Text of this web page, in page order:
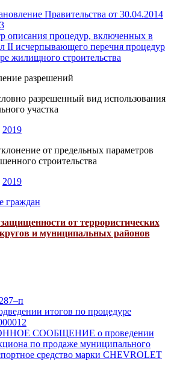
Правительства от 30.04.2014
описания процедур, включенных в
II исчерпывающего перечня процедур
жилищного строительства
разрешений
разрешенный вид использования
участка
2019
от предельных параметров
строительства
2019
граждан
от террористических
и муниципальных районов
итогов по процедуре
СООБЩЕНИЕ о проведении
по продаже муниципального
средство марки CHEVROLET